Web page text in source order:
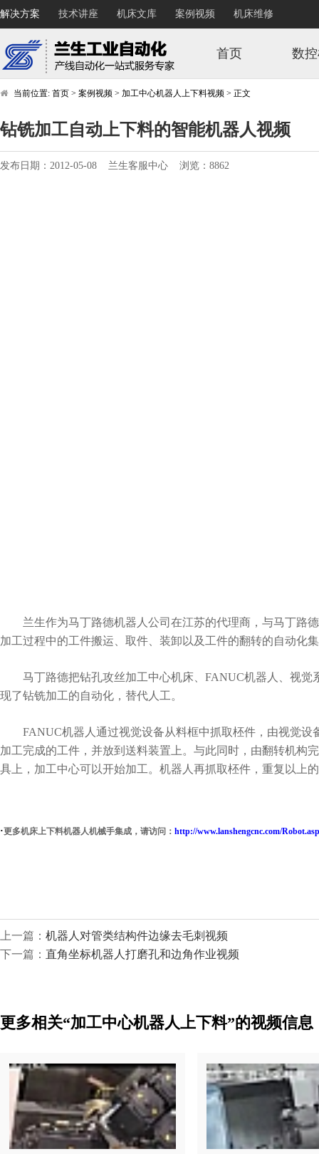
解决方案 技术讲座 机床文库 案例视频 机床维修
首页 数
当前位置: 首页 > 案例视频 > 加工中心机器人上下料视频 > 正文
钻铣加工自动上下料的智能机器人视频
发布日期：2012-05-08 兰生客服中心 浏览：8862
兰生作为马丁路德机器人公司在江苏的代理商，与马丁路
加工过程中的工件搬运、取件、装卸以及工件的翻转的自动化
马丁路德把钻孔攻丝加工中心机床、FANUC机器人、视觉
现了钻铣加工的自动化，替代人工。
FANUC机器人通过视觉设备从料框中抓取柸件，由视觉设
加工完成的工件，并放到送料装置上。与此同时，由翻转机构
具上，加工中心可以开始加工。机器人再抓取柸件，重复以上
·更多机床上下料机器人机械手集成 ，请访问： http://www.lanshengcnc.com/Robot.asp
上一篇： 机器人对管类结构件边缘去毛刺视频
下一篇： 直角坐标机器人打磨孔和边角作业视频
更多相关“加工中心机器人上下料”的视频信息